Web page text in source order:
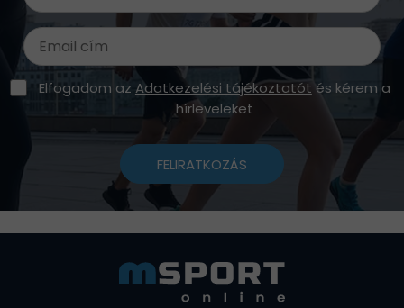
Elfogadom az Adatkezelési tájékoztatót és kérem a
hírleveleket
FELIRATKOZÁS